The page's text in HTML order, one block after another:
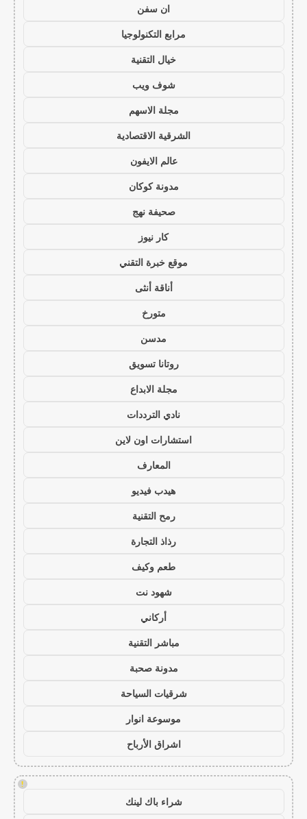
ان سفن
مرابع التكنولوجيا
خيال التقنية
شوف ويب
مجلة الاسهم
الشرقية الاقتصادية
عالم الايفون
مدونة كوكان
صحيفة نهج
كار نيوز
موقع خبرة التقني
أناقة أنثى
متورخ
مدسن
روتانا تسويق
مجلة الابداع
نادي الترددات
استشارات اون لاين
المعارف
هيدب فيديو
رمح التقنية
رذاذ التجارة
طعم وكيف
شهود نت
أركاني
مباشر التقنية
مدونة صحبة
شرقيات السياحة
موسوعة انوار
اشراق الأرباح
!
شراء باك لينك